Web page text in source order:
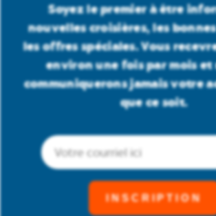
Soyez le premier à être
nouvelles croisières, les
les offres spéciales. Vous
environ une fois par mois et
communiquerons jamais votre
que ce soit.
Courriel